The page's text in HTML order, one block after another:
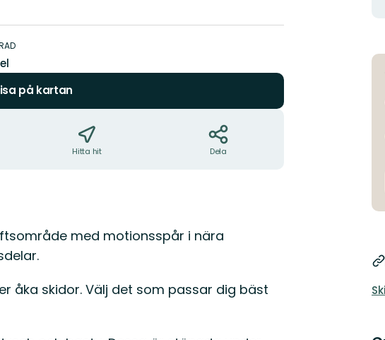
på kartan
Hitta hit Dela
med motionsspår i nära
åka skidor. Välj det som passar dig bäst